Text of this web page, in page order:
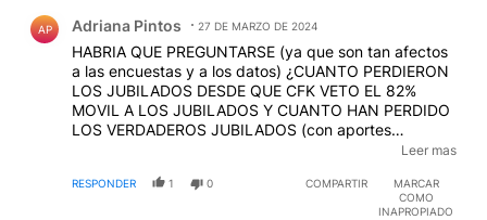
AP Adriana Pintos 27 DE MARZO DE 2024
HABRIA QUE PREGUNTARSE (ya que son tan afectos
a las encuestas y a los datos) ¿CUANTO PERDIERON
LOS JUBILADOS DESDE QUE CFK VETO EL 82%
MOVIL A LOS JUBILADOS Y CUANTO HAN PERDIDO
LOS VERDADEROS JUBILADOS (con aportes
comprobables) DESDE QUE ESTABLECIERON UN
(por "trabajo en negro" lo que hace imposible la
comprobación de años trabajados O por militancia?)
Leer mas
RESPONDER 1 0 COMPARTIR
MARCAR
COMO
INAPROPIADO